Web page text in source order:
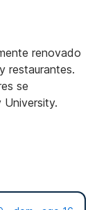
renovado
restaurantes.
se